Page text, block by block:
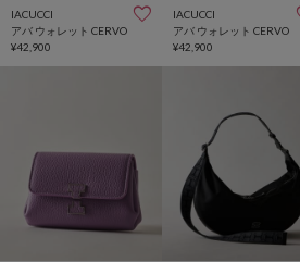
IACUCCI
アバ ウォレット CERVO
¥42,900
IACUCCI
アバ ウォレット CERVO
¥42,900